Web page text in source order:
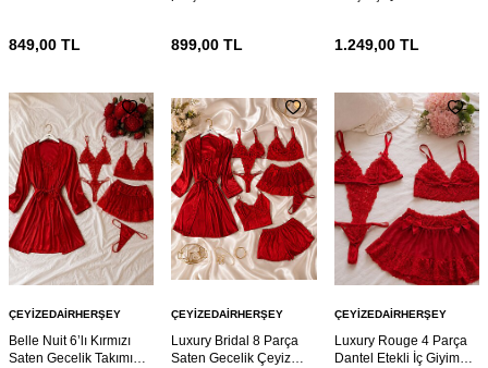
Çeyizlik Set
849,00 TL 899,00 TL 1.249,00TL
ÇEYIZEDAIRHERŞEY
Belle Nuit 6’lı Kırmızı
Saten Gecelik Takımı
ÇEYIZEDAIRHERŞEY
Luxury Bridal 8 Parça
Saten Gecelik Çeyiz
ÇEYIZEDAIRHERŞEY
Luxury Rouge 4 Parça
Dantel Etekli İç Giyim